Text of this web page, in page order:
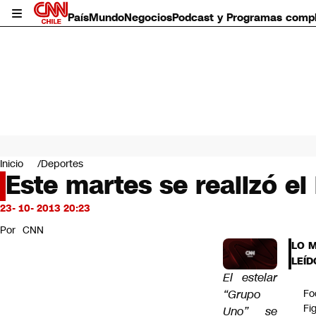
PaísMundoNegociosPodcast y Programas
Mundo
Negocios
Deportes
Programas completos
Servicios
Inicio Deportes
Este martes se realizó
23- 10- 2013 20:23
Por CNN
El estelar
“Grupo
Uno” se
LO